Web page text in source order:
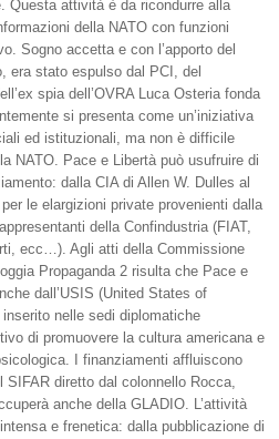
Questa attività è da ricondurre alla
della NATO con funzioni
Sogno accetta e con l’apporto del
era stato espulso dal PCI, del
spia dell’OVRA Luca Osteria fonda
si presenta come un’iniziativa
ed istituzionali, ma non è difficile
NATO. Pace e Libertà può usufruire di
dalla CIA di Allen W. Dulles al
le elargizioni private provenienti dalla
della Confindustria (FIAT,
ecc…). Agli atti della Commissione
Propaganda 2 risulta che Pace e
dall’USIS (United States of
nelle sedi diplomatiche
di promuovere la cultura americana e
I finanziamenti affluiscono
SIFAR diretto dal colonnello Rocca,
anche della GLADIO. L’attività
e frenetica: dalla pubblicazione di